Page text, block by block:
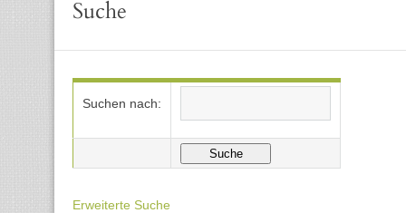
Suche
Suchen nach:
Erweiterte Suche